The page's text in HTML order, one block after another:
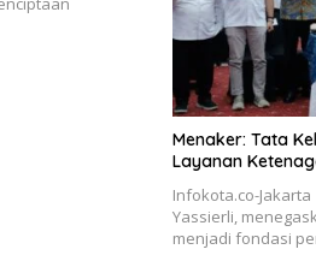
Menaker: Tata
Layanan
Infokota.co-
Yassierli,
menjadi fondasi